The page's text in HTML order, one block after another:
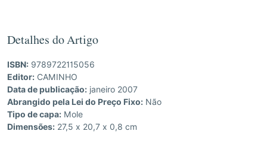
Detalhes do Artigo
ISBN: 9789722115056
Editor: CAMINHO
Data de publicação: janeiro 2007
Abrangido pela Lei do Preço Fixo: Não
Tipo de capa: Mole
Dimensões: 27,5 x 20,7 x 0,8 cm